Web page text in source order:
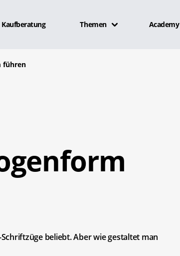
Themen Academy
führen
beliebt. Aber wie gestaltet man